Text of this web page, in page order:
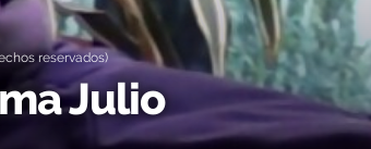
reservados)
Julio